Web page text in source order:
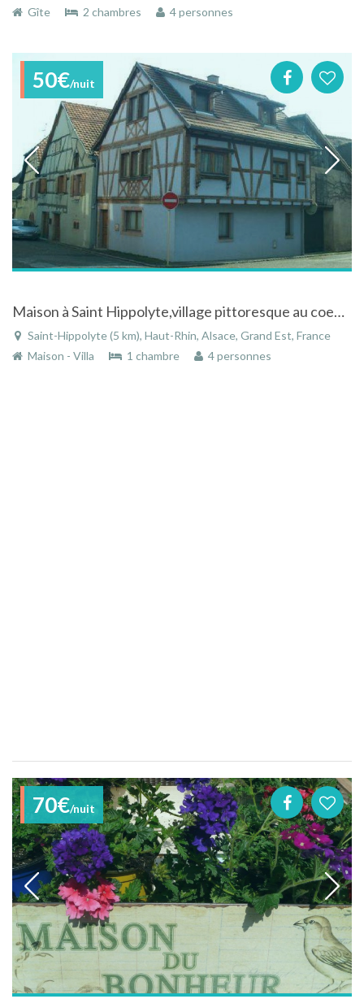
Gîte
2 chambres 4 personnes
50€/nuit
Maison à Saint Hippolyte,village pittoresque au coeur de l'Alsace ds le vignoble de la Route du Vin
Saint-Hippolyte (5 km), Haut-Rhin, Alsace, Grand Est, France
Maison - Villa
1 chambre 4 personnes
70€/nuit